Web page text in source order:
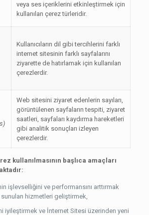
veya ses içeriklerini etkinleştirmek için
kullanılan çerez türleridir.
Kullanıcıların dil gibi tercihlerini farklı
internet sitesinin farklı sayfalarını
ziyarette de hatırlamak için kullanılan
çerezlerdir.
Web sitesini ziyaret edenlerin sayıları,
görüntülenen sayfaların tespiti, ziyaret
saatleri, sayfaları kaydırma hareketleri
gibi analitik sonuçları izleyen
çerezlerdir.
kullanılmasının başlıca amaçları
işlevselliğini ve performansını arttırmak
hizmetleri geliştirmek,
iyileştirmek ve İnternet Sitesi üzerinden yeni